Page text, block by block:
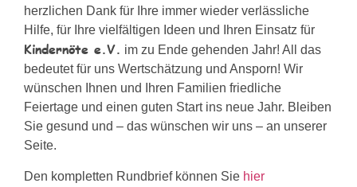
herzlichen Dank für Ihre immer wieder verlässliche
Hilfe, für Ihre vielfältigen Ideen und Ihren Einsatz für
Kindernöte e.V. im zu Ende gehenden Jahr! All das
bedeutet für uns Wertschätzung und Ansporn! Wir
wünschen Ihnen und Ihren Familien friedliche
Feiertage und einen guten Start ins neue Jahr. Bleiben
Sie gesund und – das wünschen wir uns – an unserer
Seite.
Den kompletten Rundbrief können Sie hier